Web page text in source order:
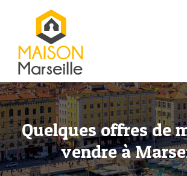
Quelques offres de
vendre à